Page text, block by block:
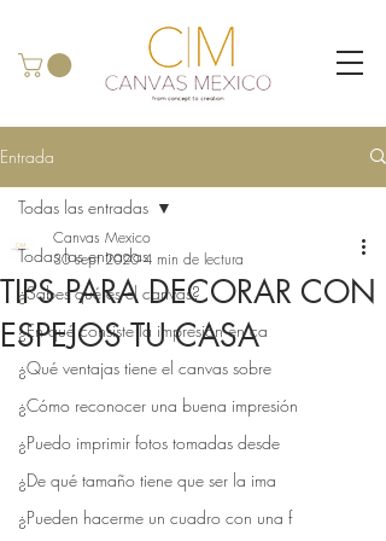
Entrada
Todas las entradas
¿Sabes qué es el canvas?
¿En qué consiste la impresión en ca
¿Qué ventajas tiene el canvas sobre
¿Cómo reconocer una buena impresión
¿Puedo imprimir fotos tomadas desde
¿De qué tamaño tiene que ser la ima
¿Pueden hacerme un cuadro con una f
Todas las entradas
TIPS PARA DECORAR CON
ESPEJOS TU CASA
Canvas Mexico
30 sept 2020 4 min de lectura